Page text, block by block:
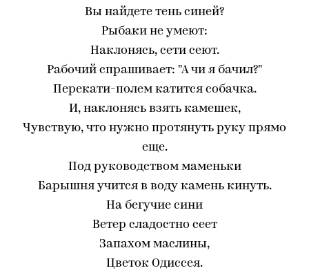
Вы найдете тень синей?
Рыбаки не умеют:
Наклонясь, сети сеют.
Рабочий спрашивает: "А чи я бачил?"
Перекати-полем катится собачка.
И, наклонясь взять камешек,
Чувствую, что нужно протянуть руку прямо
еще.
Под руководством маменьки
Барышня учится в воду камень кинуть.
На бегучие сини
Ветер сладостно сеет
Запахом маслины,
Цветок Одиссея.